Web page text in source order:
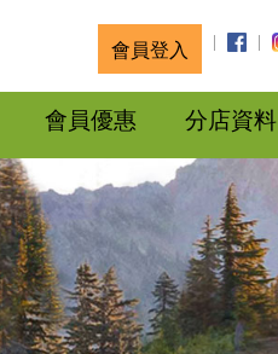
會員登入
會員優惠 分店資料